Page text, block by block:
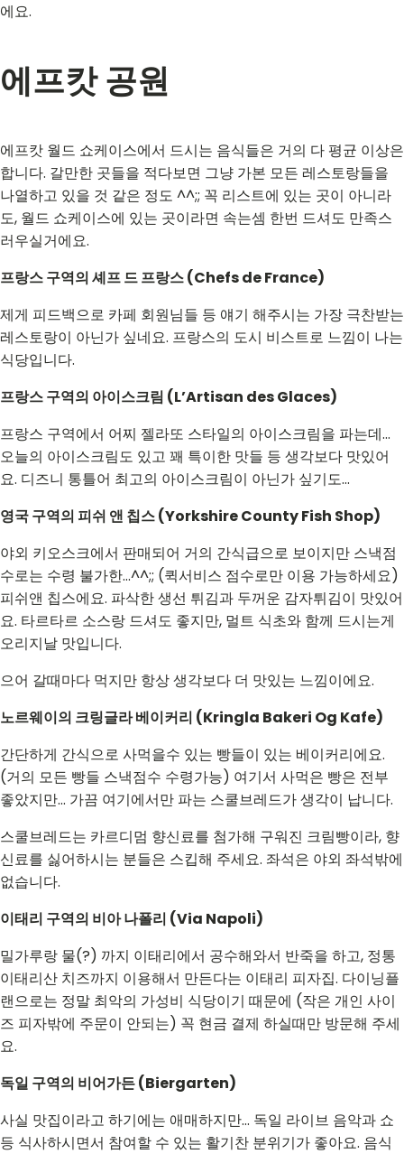
에요.
에프캇 공원
에프캇 월드 쇼케이스에서 드시는 음식들은 거의 다 평균 이상은
합니다. 갈만한 곳들을 적다보면 그냥 가본 모든 레스토랑들을
나열하고 있을 것 같은 정도 ^^;; 꼭 리스트에 있는 곳이 아니라
도, 월드 쇼케이스에 있는 곳이라면 속는셈 한번 드셔도 만족스
러우실거에요.
프랑스 구역의 셰프 드 프랑스 (Chefs de France)
제게 피드백으로 카페 회원님들 등 얘기 해주시는 가장 극찬받는
레스토랑이 아닌가 싶네요. 프랑스의 도시 비스트로 느낌이 나는
식당입니다.
프랑스 구역의 아이스크림 (L’Artisan des Glaces)
프랑스 구역에서 어찌 젤라또 스타일의 아이스크림을 파는데...
오늘의 아이스크림도 있고 꽤 특이한 맛들 등 생각보다 맛있어
요. 디즈니 통틀어 최고의 아이스크림이 아닌가 싶기도...
영국 구역의 피쉬 앤 칩스 (Yorkshire County Fish Shop)
야외 키오스크에서 판매되어 거의 간식급으로 보이지만 스낵점
수로는 수령 불가한...^^;; (퀵서비스 점수로만 이용 가능하세요)
피쉬앤 칩스에요. 파삭한 생선 튀김과 두꺼운 감자튀김이 맛있어
요. 타르타르 소스랑 드셔도 좋지만, 멀트 식초와 함께 드시는게
오리지날 맛입니다.
으어 갈때마다 먹지만 항상 생각보다 더 맛있는 느낌이에요.
노르웨이의 크링글라 베이커리 (Kringla Bakeri Og Kafe)
간단하게 간식으로 사먹을수 있는 빵들이 있는 베이커리에요.
(거의 모든 빵들 스낵점수 수령가능) 여기서 사먹은 빵은 전부
좋았지만... 가끔 여기에서만 파는 스쿨브레드가 생각이 납니다.
스쿨브레드는 카르디멈 향신료를 첨가해 구워진 크림빵이라, 향
신료를 싫어하시는 분들은 스킵해 주세요. 좌석은 야외 좌석밖에
없습니다.
이태리 구역의 비아 나폴리 (Via Napoli)
밀가루랑 물(?) 까지 이태리에서 공수해와서 반죽을 하고, 정통
이태리산 치즈까지 이용해서 만든다는 이태리 피자집. 다이닝플
랜으로는 정말 최악의 가성비 식당이기 때문에 (작은 개인 사이
즈 피자밖에 주문이 안되는) 꼭 현금 결제 하실때만 방문해 주세
요.
독일 구역의 비어가든 (Biergarten)
사실 맛집이라고 하기에는 애매하지만... 독일 라이브 음악과 쇼
등 식사하시면서 참여할 수 있는 활기찬 분위기가 좋아요. 음식